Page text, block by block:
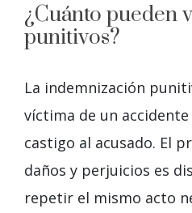
¿Cuánto pueden
punitivos?
La indemnización
víctima de un
castigo al acusado. El
daños y perjuicios es
repetir el mismo acto